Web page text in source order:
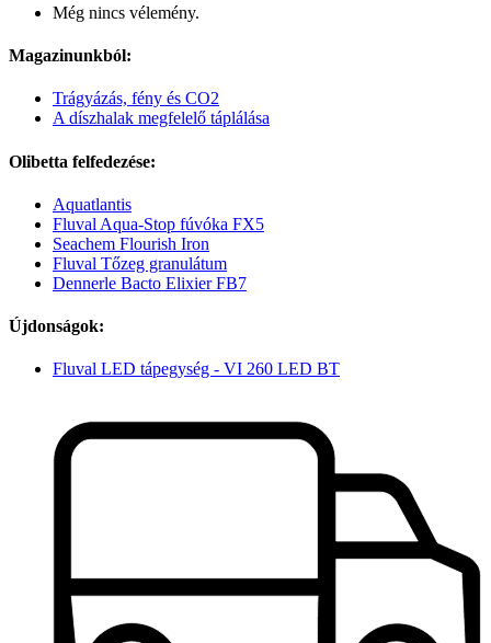
Még nincs vélemény.
Magazinunkból:
Trágyázás, fény és CO2
A díszhalak megfelelő táplálása
Olibetta felfedezése:
Aquatlantis
Fluval Aqua-Stop fúvóka FX5
Seachem Flourish Iron
Fluval Tőzeg granulátum
Dennerle Bacto Elixier FB7
Újdonságok:
Fluval LED tápegység - VI 260 LED BT